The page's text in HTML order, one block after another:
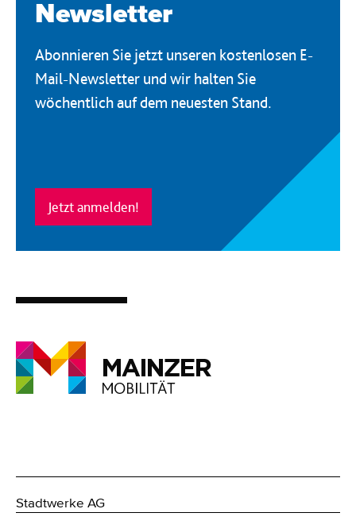
Newsletter
Abonnieren Sie jetzt unseren kostenlosen E-
Mail-Newsletter und wir halten Sie
wöchentlich auf dem neuesten Stand.
Jetzt anmelden!
Stadtwerke AG